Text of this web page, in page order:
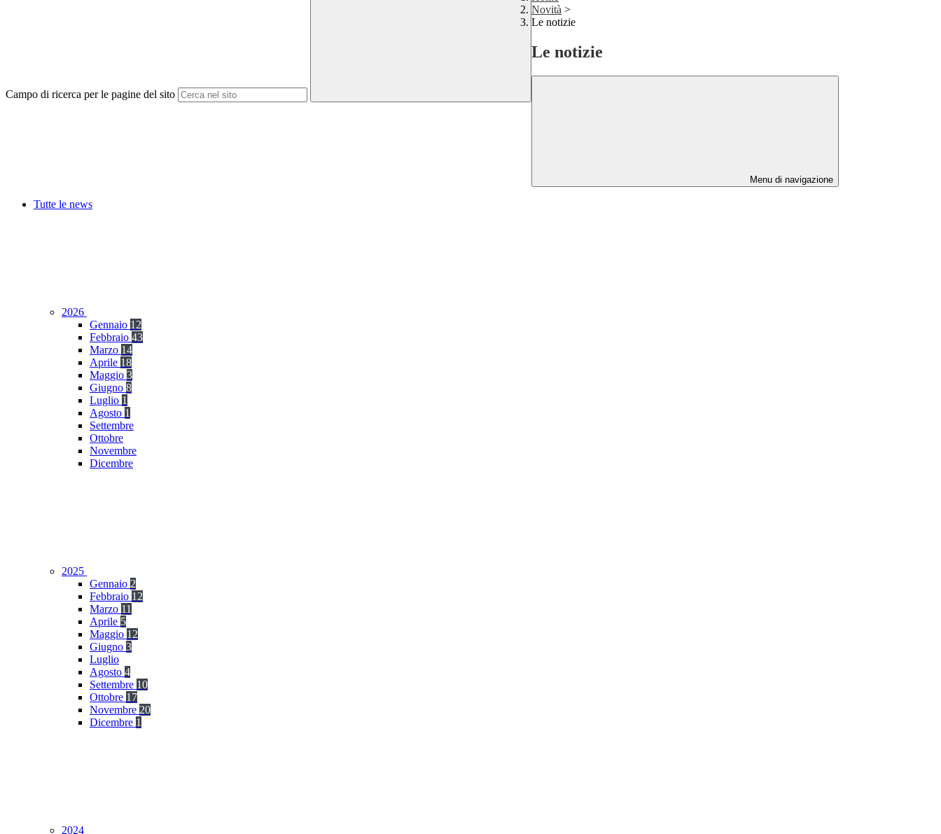
Campo di ricerca per le pagine del sito
Novità >
Le notizie
Le notizie
Menu di navigazione
Tutte le news
2026
Gennaio 12
Febbraio 43
Marzo 14
Aprile 18
Maggio 3
Giugno 8
Luglio 1
Agosto 1
Settembre
Ottobre
Novembre
Dicembre
2025
Gennaio 2
Febbraio 12
Marzo 11
Aprile 5
Maggio 12
Giugno 3
Luglio
Agosto 4
Settembre 10
Ottobre 17
Novembre 20
Dicembre 1
2024